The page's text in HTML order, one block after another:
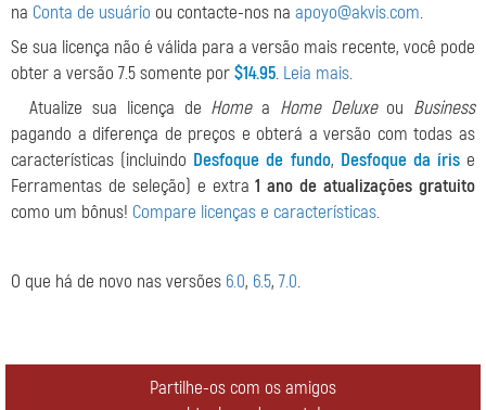
na Conta de usuário ou contacte-nos na apoyo@akvis.com.
Se sua licença não é válida para a versão mais recente, você pode
obter a versão 7.5 somente por$14.95. Leia mais.
Atualize sua licença de Homea Home Deluxeou Business
pagando a diferença de preços e obterá a versão com todas as
características (incluindo Desfoque de fundo, Desfoque da írise
Ferramentas de seleção) e extra1 ano de atualizações gratuito
como um bônus! Compare licenças e características.
O que há de novo nas versões 6.0, 6.5, 7.0.
Partilhe-os com os amigos